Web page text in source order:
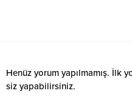
Henüz yorum yapılmamış. İlk
siz yapabilirsiniz.